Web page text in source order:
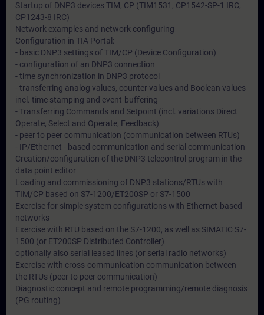
Startup of DNP3 devices TIM, CP (TIM1531, CP1542-SP-1 IRC,
CP1243-8 IRC)
Network examples and network configuring
Configuration in TIA Portal:
- basic DNP3 settings of TIM/CP (Device Configuration)
- configuration of an DNP3 connection
- time synchronization in DNP3 protocol
- transferring analog values, counter values and Boolean values
incl. time stamping and event-buffering
- Transferring Commands and Setpoint (incl. variations Direct
Operate, Select and Operate, Feedback)
- peer to peer communication (communication between RTUs)
- IP/Ethernet - based communication and serial communication
Creation/configuration of the DNP3 telecontrol program in the
data point editor
Loading and commissioning of DNP3 stations/RTUs with
TIM/CP based on S7-1200/ET200SP or S7-1500
Exercise for simple system configurations with Ethernet-based
networks
Exercise with RTU based on the S7-1200, as well as SIMATIC S7-
1500 (or ET200SP Distributed Controller)
optionally also serial leased lines (or serial radio networks)
Exercise with cross-communication communication between
the RTUs (peer to peer communication)
Diagnostic concept and remote programming/remote diagnosis
(PG routing)